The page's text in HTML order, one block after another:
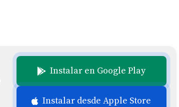
Instalar en Google Play
Instalar desde Apple Store